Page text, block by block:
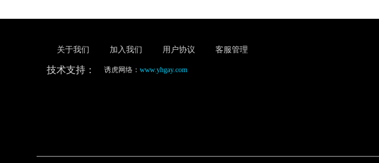
关于我们 加入我们 用户协议 客服管理
技术支持： 诱虎网络： www.yhgay.com